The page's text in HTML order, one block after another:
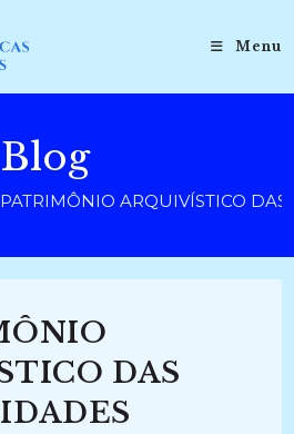
Menu
Blog
ARQUIVÍSTICO
DAS